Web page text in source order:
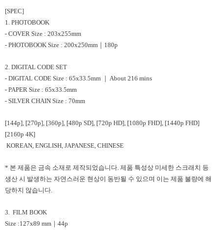
[SPEC]
1. PHOTOBOOK
- COVER Size : 203x255mm
- PHOTOBOOK Size : 200x250mm｜180p
2. DIGITAL CODE SET
- DIGITAL CODE Size : 65x33.5mm ｜ About 216 mins
- PAPER Size : 65x33.5mm
- SILVER CHAIN Size : 70mm
[144p], [270p], [360p], [480p SD], [720p HD], [1080p FHD], [1440p FHD]
[2160p 4K]
KOREAN, ENGLISH, JAPANESE, CHINESE
* 본 제품은 금속 소재로 제작되었습니다. 제품 특성상 미세한 스크래치 등
생산 시 발생하는 자연스러운 현상이 동반될 수 있으며 이는 제품 불량에 해
당하지 않습니다.
3. FILM BOOK
Size :127x89 mm｜44p